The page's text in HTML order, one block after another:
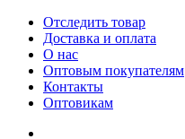
Отследить товар
Доставка и оплата
О нас
Оптовым покупателям
Контакты
Оптовикам